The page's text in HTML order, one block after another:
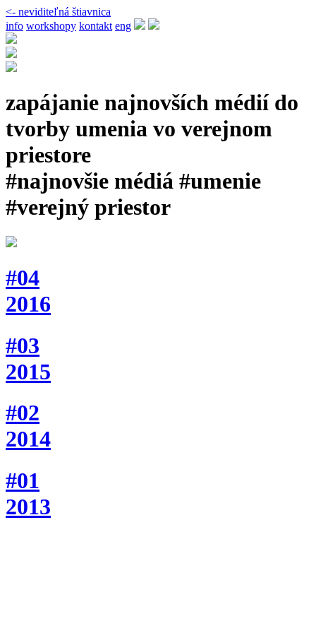
<- neviditeľná štiavnica
info workshopy kontakt eng
zapájanie najnovších médií do
tvorby umenia vo verejnom
priestore
#najnovšie médiá #umenie
#verejný priestor
#04
2016
#03
2015
#02
2014
#01
2013